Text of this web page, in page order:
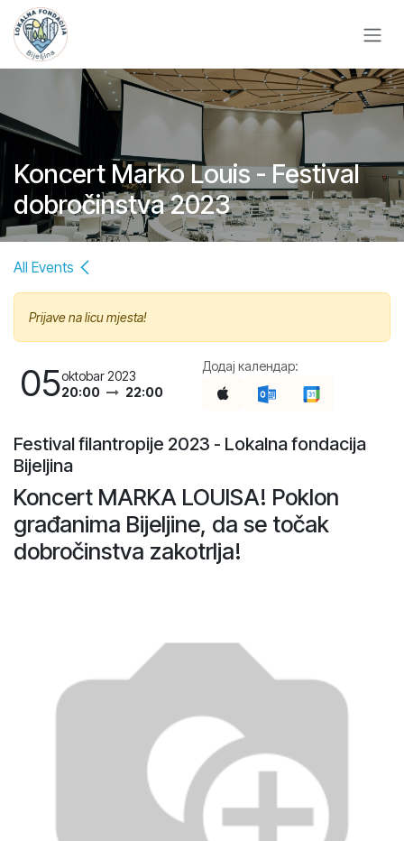
Skip to Content
Koncert Marko Louis - Festival
dobročinstva 2023
All Events
Prijave na licu mjesta!
05oktobar 2023
20:00
22:00
Додај календар:
Festival filantropije 2023 - Lokalna fondacija
Bijeljina
Koncert MARKA LOUISA! Poklon
građanima Bijeljine, da se točak
dobročinstva zakotrlja!